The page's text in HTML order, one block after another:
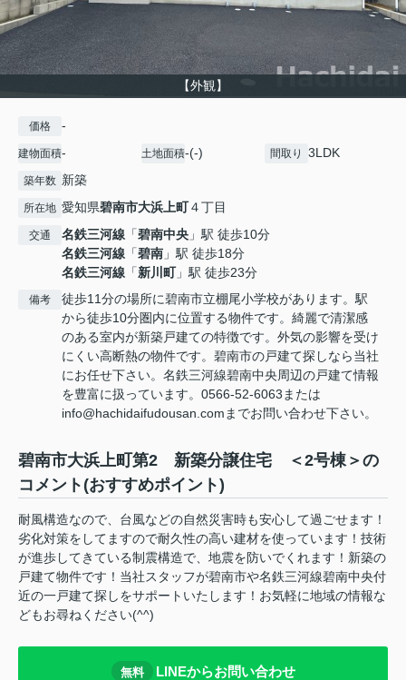
【外観】
価格 -
建物面積- 土地面積-(-) 間取り 3LDK
築年数 新築
所在地 愛知県碧南市大浜上町４丁目
交通 名鉄三河線 「碧南中央 」駅 徒歩10分
名鉄三河線 「碧南 」駅 徒歩18分
名鉄三河線 「新川町」駅 徒歩23分
備考
徒歩11分の場所に碧南市立棚尾小学校があります。駅
から徒歩10分圏内に位置する物件です。綺麗で清潔感
のある室内が新築戸建ての特徴です。外気の影響を受け
にくい高断熱の物件です。碧南市の戸建て探しなら当社
にお任せ下さい。名鉄三河線碧南中央周辺の戸建て情報
を豊富に扱っています。0566-52-6063または
info@hachidaifudousan.comまでお問い合わせ下さい。
碧南市大浜上町第2 新築分譲住宅 ＜2号棟＞の
コメント(おすすめポイント)
耐風構造なので、台風などの自然災害時も安心して過ごせます！
劣化対策をしてますので耐久性の高い建材を使っています！技術
が進歩してきている制震構造で、地震を防いでくれます！新築の
戸建て物件です！当社スタッフが碧南市や名鉄三河線碧南中央付
近の一戸建て探しをサポートいたします！お気軽に地域の情報な
どもお尋ねください(^^)
無料 LINEからお問い合わせ